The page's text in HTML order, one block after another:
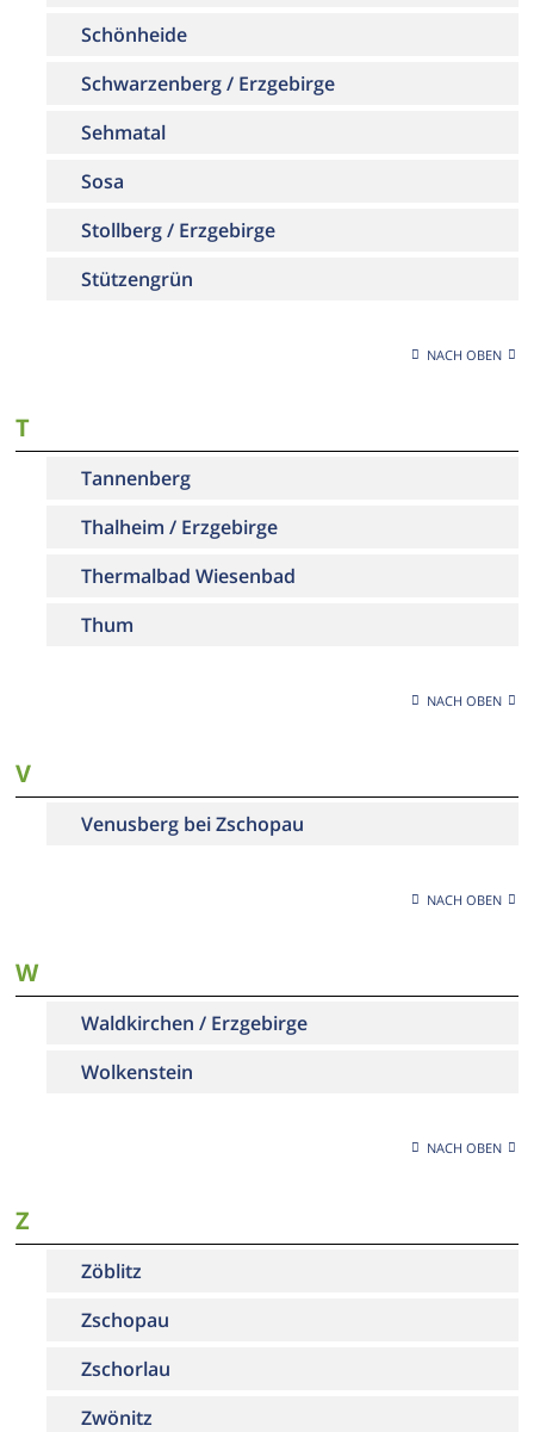
Schönheide
Schwarzenberg / Erzgebirge
Sehmatal
Sosa
Stollberg / Erzgebirge
Stützengrün
NACH OBEN
T
Tannenberg
Thalheim / Erzgebirge
Thermalbad Wiesenbad
Thum
NACH OBEN
V
Venusberg bei Zschopau
NACH OBEN
W
Waldkirchen / Erzgebirge
Wolkenstein
NACH OBEN
Z
Zöblitz
Zschopau
Zschorlau
Zwönitz